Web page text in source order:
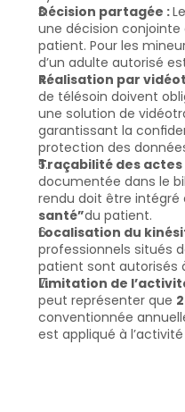
Décision partagée :
une décision
patient. Pour les
d’un adulte autorisé
Réalisation par
de télésoin doivent
une solution de
garantissant la
protection des
Traçabilité des actes
documentée dans le
rendu doit être intégré
santé”du patient.
Localisation du
professionnels situés
patient sont autorisés
Limitation de
peut représenter que
conventionnée
est appliqué à